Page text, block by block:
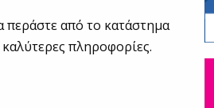
περάστε από το κατάστημα
πληροφορίες.